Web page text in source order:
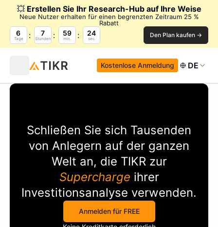
💥 Erstellen Sie Ihr Research-Hub auf Ihre Weise
Neue Nutzer erhalten für einen begrenzten Zeitraum 25 %
Rabatt
6
Tage
7
Stunden
59
min.
24
sec. Den Plan kaufen →
Kostenlose Anmeldung DE
Schließen Sie sich Tausenden
von Anlegern auf der ganzen
Welt an, die TIKRzur
Supercharge ihrer
Investitionsanalyse verwenden.
Anmelden für FREE